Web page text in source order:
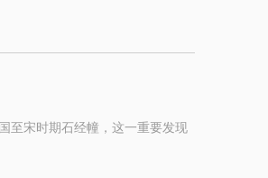
至宋时期石经幢，这一重要发现